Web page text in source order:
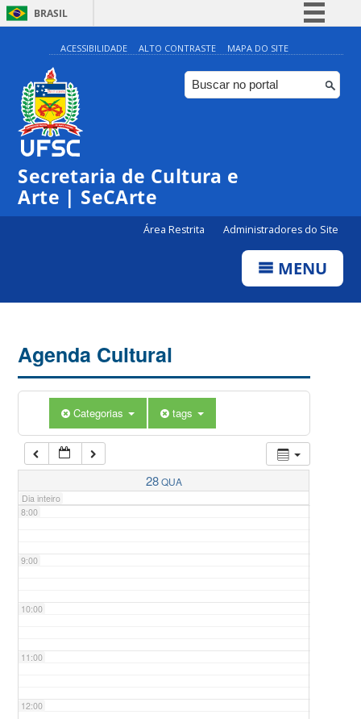
BRASIL
Simplifique!
Comunica BR
Participe
ACESSIBILIDADE ALTO CONTRASTE MAPA DO SITE
Secretaria de Cultura e
Arte | SeCArte
Área Restrita Administradores do Site
MENU
Agenda Cultural
Categorias tags
28QUA
Dia inteiro
0:00
1:00
5:00
7:00
8:00
9:00
10:00
11:00
12:00